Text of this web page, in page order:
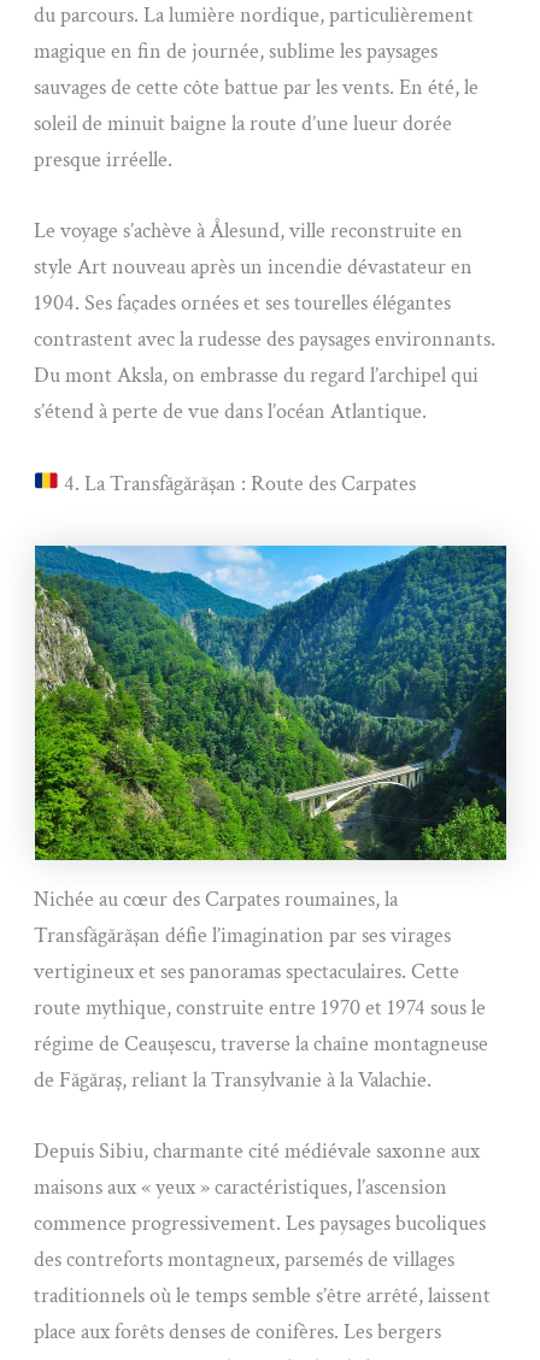
du parcours. La lumière nordique, particulièrement
magique en fin de journée, sublime les paysages
sauvages de cette côte battue par les vents. En été, le
soleil de minuit baigne la route d’une lueur dorée
presque irréelle.
Le voyage s’achève à Ålesund, ville reconstruite en
style Art nouveau après un incendie dévastateur en
1904. Ses façades ornées et ses tourelles élégantes
contrastent avec la rudesse des paysages environnants.
Du mont Aksla, on embrasse du regard l’archipel qui
s’étend à perte de vue dans l’océan Atlantique.
4. La Transfăgărășan : Route des Carpates
Nichée au cœur des Carpates roumaines, la
Transfăgărășan défie l’imagination par ses virages
vertigineux et ses panoramas spectaculaires. Cette
route mythique, construite entre 1970 et 1974 sous le
régime de Ceaușescu, traverse la chaîne montagneuse
de Făgăraș, reliant la Transylvanie à la Valachie.
Depuis Sibiu, charmante cité médiévale saxonne aux
maisons aux « yeux » caractéristiques, l’ascension
commence progressivement. Les paysages bucoliques
des contreforts montagneux, parsemés de villages
traditionnels où le temps semble s’être arrêté, laissent
place aux forêts denses de conifères. Les bergers